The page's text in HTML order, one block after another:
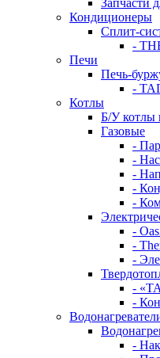
Запчасти
Кондиционеры
Сплит-
-
Печи
Печь-
-
Котлы
Б/У котлы
Газовые
-
-
-
-
-
-
-
-
-
-
-